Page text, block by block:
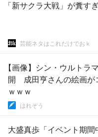
「新サクラ大戦」が糞す
芸能ネタはこれだけでおｋ
【画像】シン・ウルトラ
開 成田亨さんの絵画が
ｗｗｗ
はれぞう
大盛真歩「イベント期